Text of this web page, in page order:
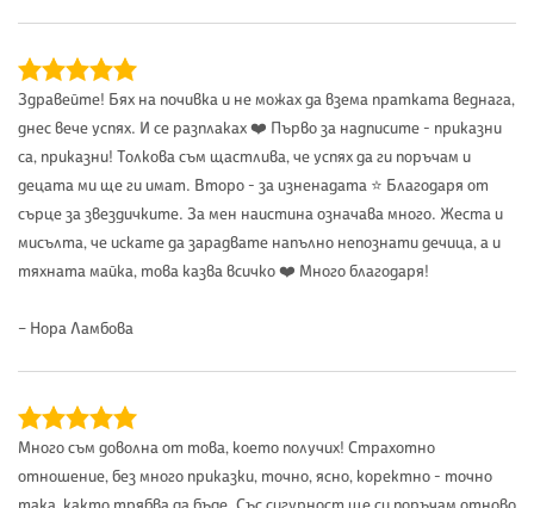
Здравейте! Бях на почивка и не можах да взема пратката веднага,
днес вече успях. И се разплаках ❤️ Първо за надписите - приказни
са, приказни! Толкова съм щастлива, че успях да ги поръчам и
децата ми ще ги имат. Второ - за изненадата ⭐️ Благодаря от
сърце за звездичките. За мен наистина означава много. Жеста и
мисълта, че искате да зарадвате напълно непознати дечица, а и
тяхната майка, това казва всичко ❤️ Много благодаря!
– Нора Ламбова
Много съм доволна от това, което получих! Страхотно
отношение, без много приказки, точно, ясно, коректно - точно